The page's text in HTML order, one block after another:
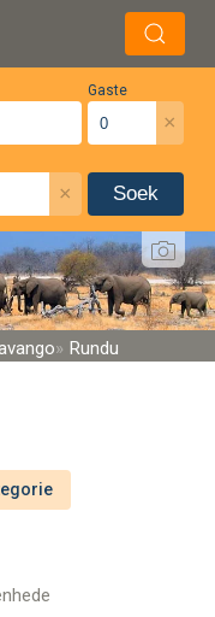
Gaste
×
× Soek
Rundu